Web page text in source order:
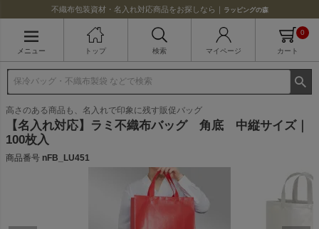
不織布包装資材・名入れ対応商品をお探しなら｜ ラッピングの森
メニュー トップ 検索 マイページ カート
0
高さのある商品も、名入れで印象に残す販促バッグ
【名入れ対応】ラミ不織布バッグ 角底 中縦サイズ｜
100枚入
商品番号 nFB_LU451